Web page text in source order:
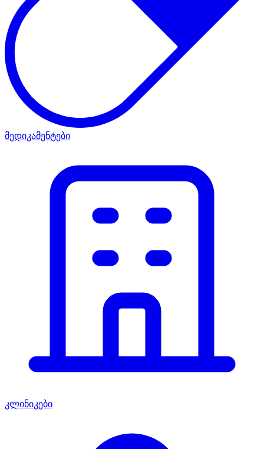
მედიკამენტები
კლინიკები